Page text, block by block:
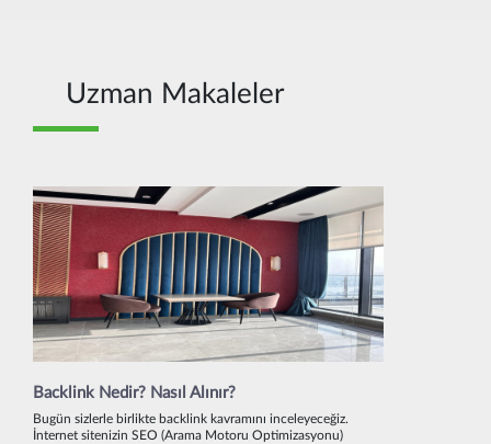
Uzman Makaleler
Backlink Nedir? Nasıl Alınır?
Bugün sizlerle birlikte backlink kavramını inceleyeceğiz.
İnternet sitenizin SEO (Arama Motoru Optimizasyonu)